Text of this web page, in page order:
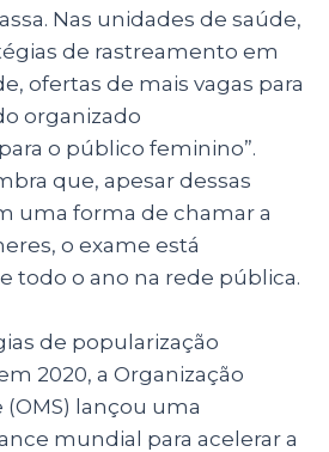
Nas unidades de saúde,
de rastreamento em
ofertas de mais vagas para
organizado
o público feminino”.
que, apesar dessas
uma forma de chamar a
o exame está
todo o ano na rede pública.
de popularização
2020, a Organização
lançou uma
mundial para acelerar a